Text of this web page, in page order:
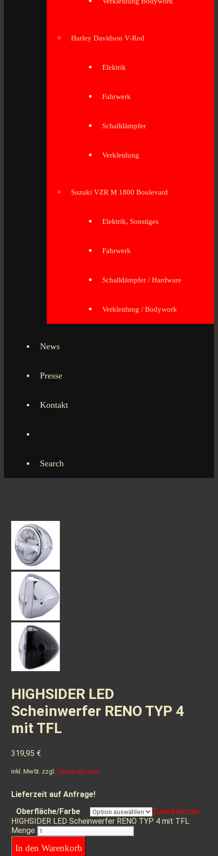
Harley Davidson V-Rod
Elektrik
Fahrwerk
Schalldämpfer
Verkleidung
Suzuki VZR M 1800 Boulevard
Elektrik, Sonstiges
Fahrwerk
Schalldämpfer / Hardware
Verkleidung / Bodywork
News
Presse
Kontakt
Search
HIGHSIDER LED
Scheinwerfer RENO TYP 4
mit TFL
319,95 €
inkl. MwSt. zzgl. Versandkosten
Lieferzeit auf Anfrage!
Oberfläche/Farbe
Zurücksetzen
HIGHSIDER LED Scheinwerfer RENO TYP 4 mit TFL
Menge
In den Warenkorb